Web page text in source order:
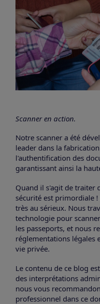
Scanner en action.
Notre scanner a été
leader dans la
l'authentification des
garantissant ainsi la
Quand il s'agit de traiter
sécurité est primordiale
très au sérieux. Nous
technologie pour
les passeports, et nous
réglementations légales
vie privée.
Le contenu de ce blog
des interprétations
nous vous
professionnel dans ce